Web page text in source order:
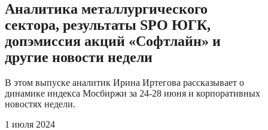
Аналитика металлургического
сектора, результаты SPO ЮГК,
допэмиссия акций «Софтлайн» и
другие новости недели
В этом выпуске аналитик Ирина Иртегова рассказывает о
динамике индекса Мосбиржи за 24-28 июня и корпоративных
новостях недели.
1 июля 2024